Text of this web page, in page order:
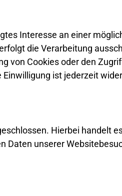
Interesse an einer
die Verarbeitung
von Cookies oder den
ist jederzeit
Hierbei handelt
Daten unserer